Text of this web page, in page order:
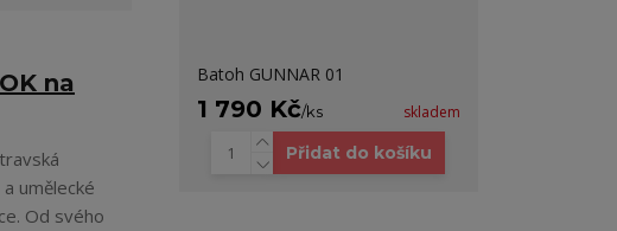
Batoh GUNNAR 01
1 790 Kč/ks skladem
Přidat do košíku
na
umělecké
Od svého